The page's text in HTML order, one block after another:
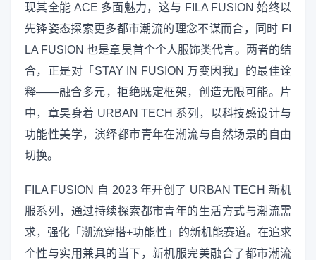
现其全能 ACE 多面魅力，这与 FILA FUSION 始终以
先锋姿态探索更多都市潮流的理念不谋而合，同时 FI
LA FUSION 也是章昊首个个人服饰类代言。两者的结
合，正是对「STAY IN FUSION 万变因我」的最佳诠
释——融合多元，拒绝既定框架，创造无限可能。片
中，章昊身着 URBAN TECH 系列，以科技感设计与
功能性美学，演绎都市青年在潮流与自然场景的自由
切换。
FILA FUSION 自 2023 年开创了 URBAN TECH 新机
服系列，通过持续探索都市青年的生活方式与潮流需
求，强化「潮流穿搭+功能性」的新机能赛道。在追求
个性与实用兼具的当下，新机服完美融合了都市潮流